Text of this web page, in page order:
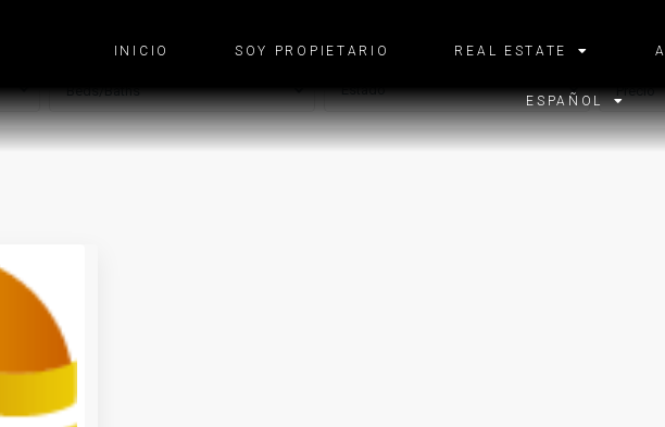
INICIO SOY PROPIETARIO REAL ESTATE
ESPAÑOL
Beds/Baths Estado Precio